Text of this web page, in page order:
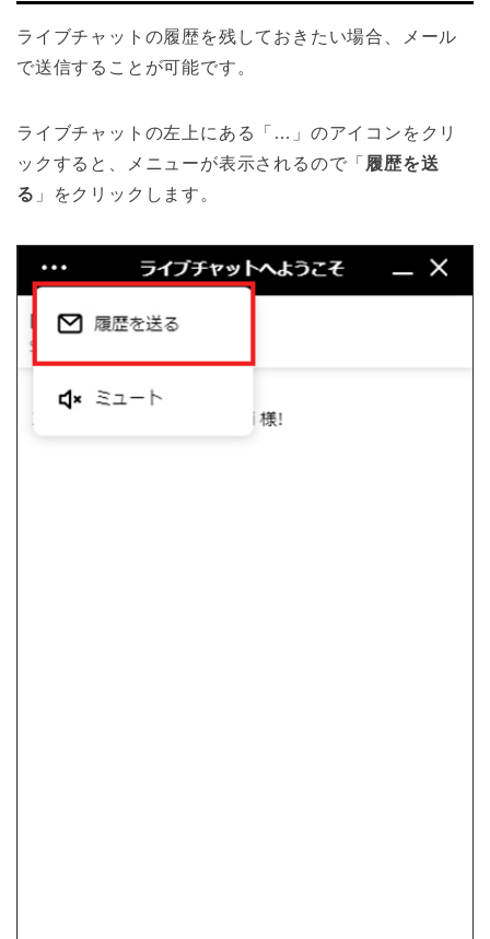
ライブチャットの履歴を残しておきたい場合、メール
で送信することが可能です。
ライブチャットの左上にある「…」のアイコンをクリ
ックすると、メニューが表示されるので「 履歴を送
る 」をクリックします。